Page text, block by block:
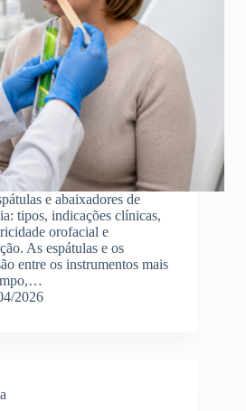
e abaixadores de
tipos, indicações clínicas,
orofacial e
As espátulas e os
entre os instrumentos mais
2026